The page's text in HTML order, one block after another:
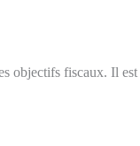
objectifs fiscaux. Il